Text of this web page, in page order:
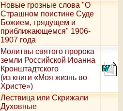
Новые грозные слова "О
Страшном поистине Суде
Божием, грядущем и
приближающемся" 1906-
1907 года
Молитвы святого пророка
земли Российской Иоанна
Кронштадтского
(из книги «Моя жизнь во
Христе»)
Лествица или Скрижали
Духовные